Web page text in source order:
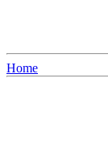
Home